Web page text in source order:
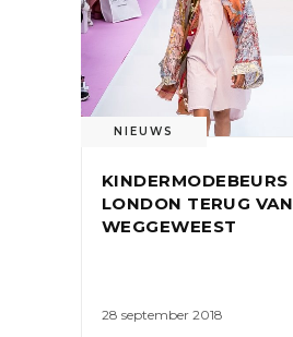
NIEUWS
KINDERMODEBEURS
LONDON TERUG VAN
WEGGEWEEST
28 september 2018